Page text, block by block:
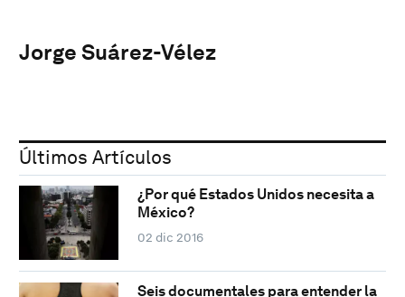
Jorge Suárez-Vélez
Últimos Artículos
¿Por qué Estados Unidos necesita a
México?
02 dic 2016
Seis documentales para entender la